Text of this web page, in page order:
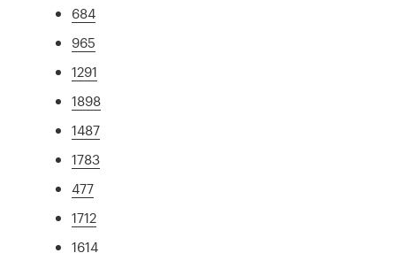
684
965
1291
1898
1487
1783
477
1712
1614